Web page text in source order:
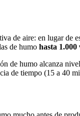
de aire: en lugar de
de humo hasta 1.000
de humo alcanza
de tiempo (15 a 40